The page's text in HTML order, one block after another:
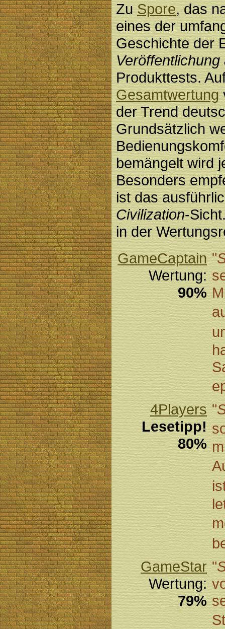
ZuSpore, das
eines der
Geschichte der
Produkttests.
Gesamtwertung
der Trend
Grundsätzlich
bemängelt wird
Besonders
ist das
Civilization-
in der
GameCaptain
Wertung:
90%
"
4Players
Lesetipp!
80%
"
GameStar
Wertung:
79%
"